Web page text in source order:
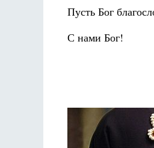
Пусть Бог
С нами Бог!